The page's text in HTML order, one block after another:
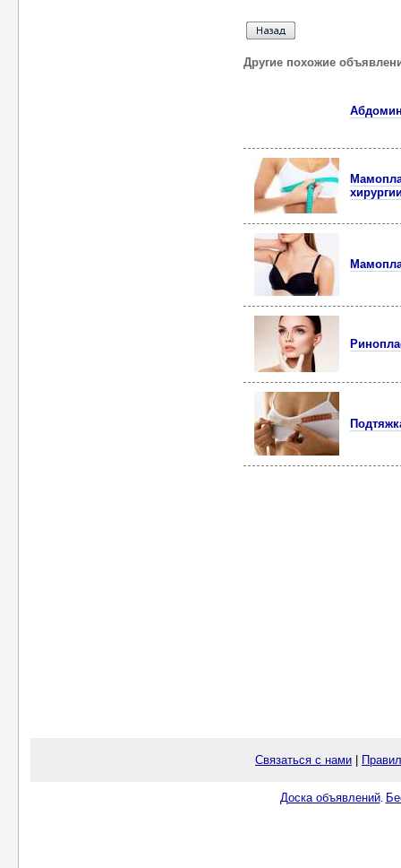
Другие похожие
Связаться с нами
Доска объявлений.